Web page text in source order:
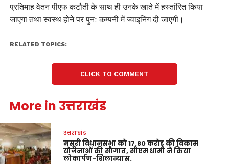
प्रतिमाह वेतन पीएफ कटौती के साथ ही उनके खाते में हस्तांरित किया
जाएगा तथा स्वस्थ होने पर पुनः कम्पनी में ज्वाइनिंग दी जाएगी।
RELATED TOPICS:
CLICK TO COMMENT
More in उत्तराखंड
उत्तराखंड
मसूरी विधानसभा को 17.80 करोड़ की विकास
योजनाओं की सौगात, सीएम धामी ने किया
लोकार्पण-शिलान्यास.